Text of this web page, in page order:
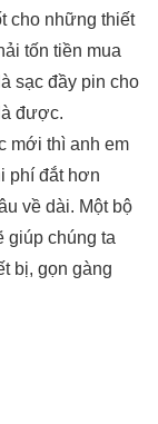
cho những thiết
tốn tiền mua
sạc đầy pin cho
được.
mới thì anh em
phí đắt hơn
về dài. Một bộ
giúp chúng ta
bị, gọn gàng